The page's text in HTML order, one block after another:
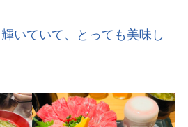
いていて、とっても美味し